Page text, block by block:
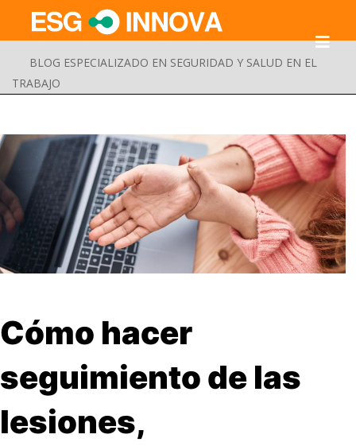
BLOG ESPECIALIZADO EN SEGURIDAD Y SALUD EN EL
TRABAJO
Buscar
Cómo hacer
seguimiento de las
lesiones,